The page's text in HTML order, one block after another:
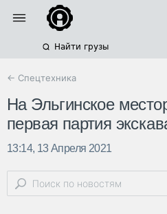
Найти грузы
← Спецтехника
На Эльгинское
первая партия
13:14, 13 Апреля 2021